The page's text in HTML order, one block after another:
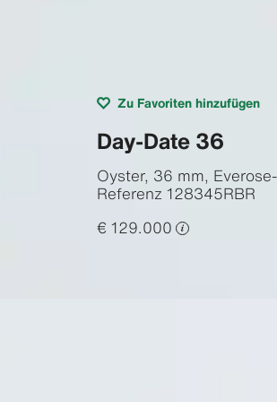
Zu Favoriten hinzufügen
Day-Date 36
Oyster, 36 mm,
Referenz 128345RBR
€ 129.000